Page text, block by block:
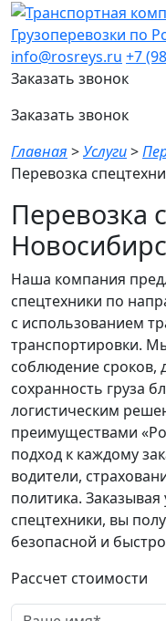
Грузоперевозки по
info@rosreys.ru +7
Заказать звонок
Заказать звонок
Главная >Услуги>
Перевозка
Перевозка
Наша компания
спецтехники по
с использованием
транспортировки.
соблюдение сроков,
сохранность груза
логистическим
преимуществами
подход к каждому
водители,
политика. Заказывая
спецтехники, вы
безопасной и
Рассчет стоимости